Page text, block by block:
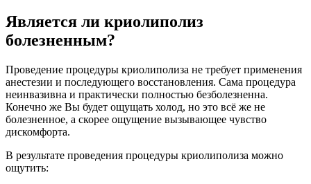
Является ли криолиполиз
болезненным?
Проведение процедуры криолиполиза не требует применения
анестезии и последующего восстановления. Сама процедура
неинвазивна и практически полностью безболезненна.
Конечно же Вы будет ощущать холод, но это всё же не
болезненное, а скорее ощущение вызывающее чувство
дискомфорта.
В результате проведения процедуры криолиполиза можно
ощутить: